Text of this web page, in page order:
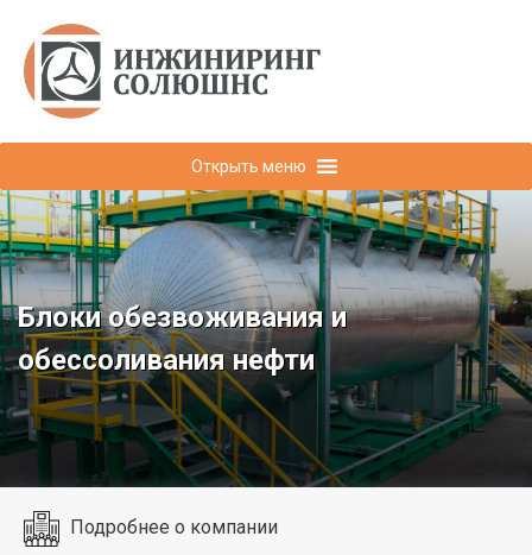
Открыть меню
Блоки обезвоживания и
обессоливания нефти
Подробнее о компании